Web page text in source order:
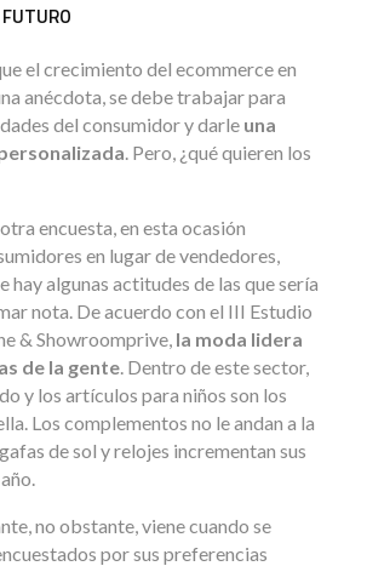
el crecimiento del ecommerce en
anécdota, se debe trabajar para
del consumidor y darle una
. Pero, ¿qué quieren los
encuesta, en esta ocasión
en lugar de vendedores,
hay algunas actitudes de las que sería
nota. De acuerdo con el III Estudio
& Showroomprive, la moda lidera
de la gente. Dentro de este sector,
y los artículos para niños son los
Los complementos no le andan a la
de sol y relojes incrementan sus
no obstante, viene cuando se
por sus preferencias